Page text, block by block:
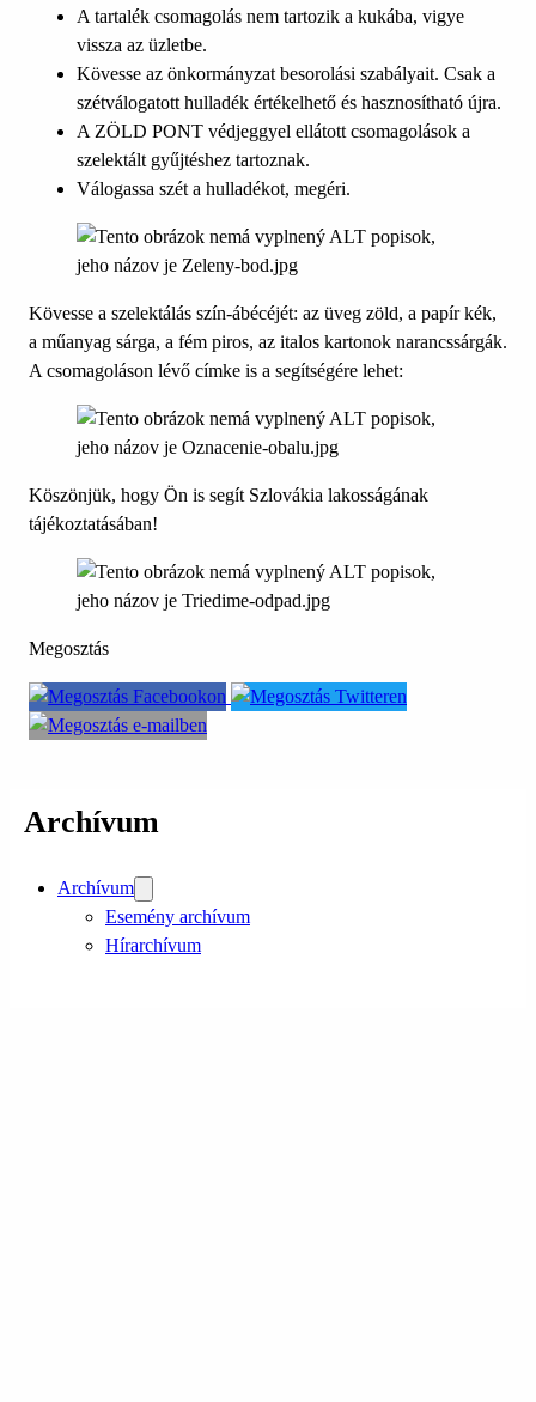
A tartalék csomagolás nem tartozik a kukába, vigye
vissza az üzletbe.
Kövesse az önkormányzat besorolási szabályait. Csak a
szétválogatott hulladék értékelhető és hasznosítható újra.
A ZÖLD PONT védjeggyel ellátott csomagolások a
szelektált gyűjtéshez tartoznak.
Válogassa szét a hulladékot, megéri.
Kövesse a szelektálás szín-ábécéjét: az üveg zöld, a papír kék,
a műanyag sárga, a fém piros, az italos kartonok narancssárgák.
A csomagoláson lévő címke is a segítségére lehet:
Köszönjük, hogy Ön is segít Szlovákia lakosságának
tájékoztatásában!
Megosztás
Archívum
Archívum
Esemény archívum
Hírarchívum